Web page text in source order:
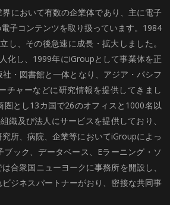
において有数の企業体であり、主に電子
子コンテンツを取り扱っています。1984
、その後急速に成長・拡大しました。
化し、1999年にiGroupとして事業体を正
・図書館と一体となり、アジア・パシフ
チャーなどに研究情報を提供してきまし
とし13カ国で26のオフィスと1000名以
織及び法人にサービスを提供しており、
所、病院、企業等においてiGroupによっ
ック、データベース、Eラーニング・ソ
合衆国ニューヨークに事務所を開設し、
ジネスパートナーがおり、密接な共同事